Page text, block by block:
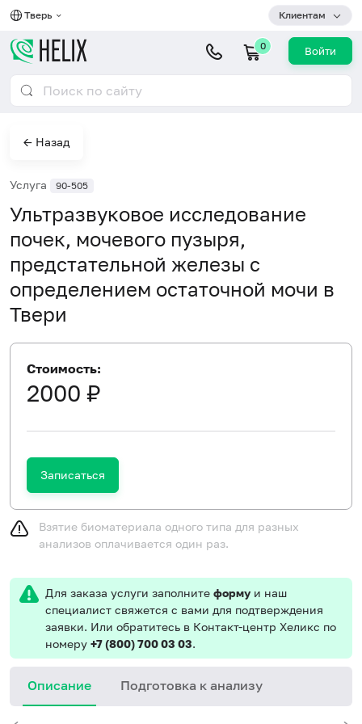
Тверь Клиентам
0 Войти
← Назад
Услуга 90-505
Ультразвуковое исследование
почек, мочевого пузыря,
предстательной железы с
определением остаточной мочи в
Твери
Стоимость:
2000 ₽
Записаться
Взятие биоматериала одного типа для разных
анализов оплачивается один раз.
Для заказа услуги заполните форму и наш
специалист свяжется с вами для подтверждения
заявки. Или обратитесь в Контакт-центр Хеликс по
номеру +7 (800) 700 03 03.
Описание Подготовка к анализу